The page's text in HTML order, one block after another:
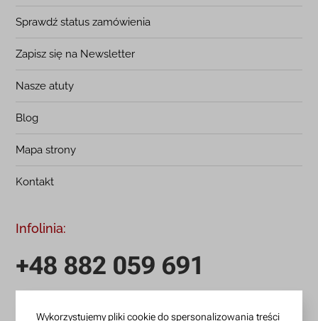
Sprawdź status zamówienia
Zapisz się na Newsletter
Nasze atuty
Blog
Mapa strony
Kontakt
Infolinia:
+48 882 059 691
Wykorzystujemy pliki cookie do spersonalizowania treści